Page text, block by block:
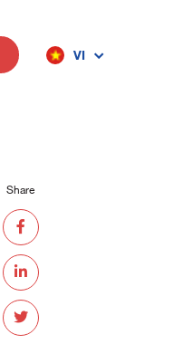
VI
Share